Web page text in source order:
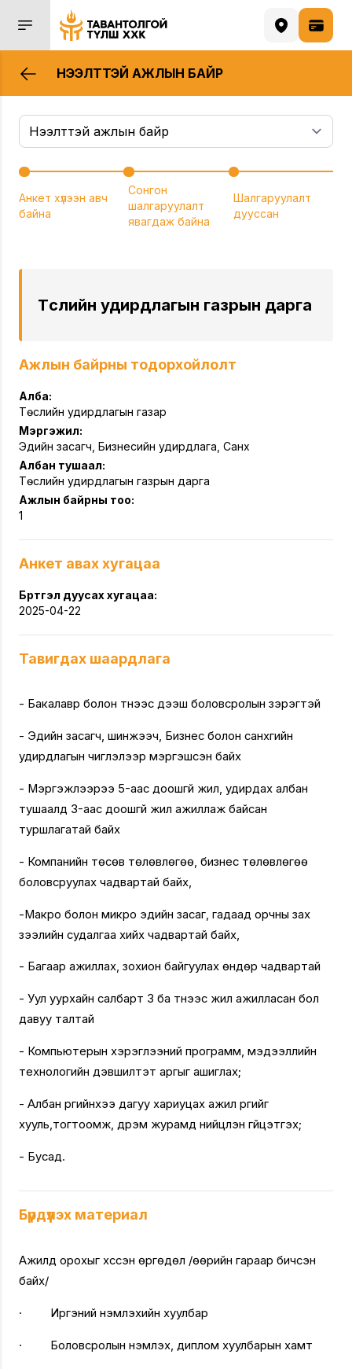
НЭЭЛТТЭЙ АЖЛЫН БАЙР
Анкет хүлээн авч
байна
Сонгон
шалгаруулалт
явагдаж байна
Шалгаруулалт
дууссан
Төслийн удирдлагын газрын дарга
Ажлын байрны тодорхойлолт
Алба:
Төслийн удирдлагын газар
Мэргэжил:
Эдийн засагч, Бизнесийн удирдлага, Санхүү
Албан тушаал:
Төслийн удирдлагын газрын дарга
Ажлын байрны тоо:
1
Анкет авах хугацаа
Бүртгэл дуусах хугацаа:
2025-04-22
Тавигдах шаардлага
- Бакалавр болон түүнээс дээш боловсролын зэрэгтэй
- Эдийн засагч, шинжээч, Бизнес болон санхүүгийн
удирдлагын чиглэлээр мэргэшсэн байх
- Мэргэжлээрээ 5-аас доошгүй жил, удирдах албан
тушаалд 3-аас доошгүй жил ажиллаж байсан
туршлагатай байх
- Компанийн төсөв төлөвлөгөө, бизнес төлөвлөгөө
боловсруулах чадвартай байх,
-Макро болон микро эдийн засаг, гадаад орчны зах
зээлийн судалгаа хийх чадвартай байх,
- Багаар ажиллах, зохион байгуулах өндөр чадвартай
- Уул уурхайн салбарт 3 ба түүнээс жил ажилласан бол
давуу талтай
- Компьютерын хэрэглээний программ, мэдээллийн
технологийн дэвшилтэт аргыг ашиглах;
- Албан үүргийнхээ дагуу хариуцах ажил үүргийг
хууль,тогтоомж, дүрэм журамд нийцүүлэн гүйцэтгэх;
- Бусад.
Бүрдүүлэх материал
Ажилд орохыг хүссэн өргөдөл /өөрийн гараар бичсэн
байх/
· Иргэний үнэмлэхийн хуулбар
· Боловсролын үнэмлэх, диплом хуулбарын хамт